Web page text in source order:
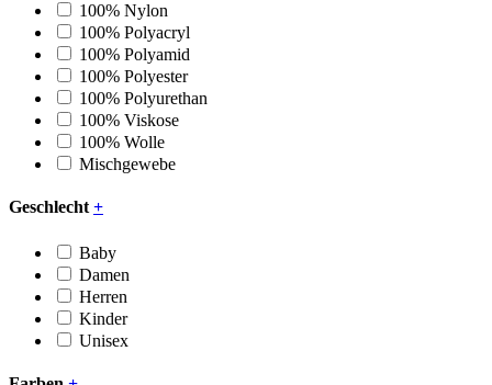
100% Nylon
100% Polyacryl
100% Polyamid
100% Polyester
100% Polyurethan
100% Viskose
100% Wolle
Mischgewebe
Geschlecht +
Baby
Damen
Herren
Kinder
Unisex